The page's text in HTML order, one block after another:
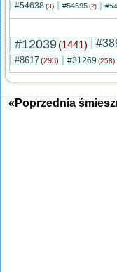
#54638 (3) #54595 (2)
#12039(1441)
#8617(293) #31269 (258)
«Poprzednia